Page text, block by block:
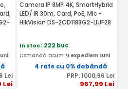
Lei
Lei
Camera IP 8MP 4K, SmartHybrid
LED/ IR 30m, Card, PoE, Mic -
HikVision DS-2CD1183G2-LIUF28
In stoc: 222 buc
Comandă acum și expediem Luni
4 rate cu 0% dobândă
PRP: 1000,96 Lei
967,99 Lei